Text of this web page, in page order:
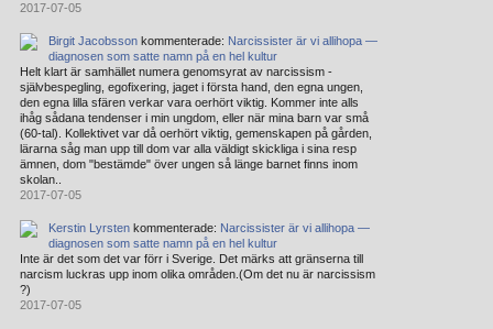
2017-07-05
Birgit Jacobsson kommenterade: Narcissister är vi allihopa —
diagnosen som satte namn på en hel kultur
Helt klart är samhället numera genomsyrat av narcissism -
självbespegling, egofixering, jaget i första hand, den egna ungen,
den egna lilla sfären verkar vara oerhört viktig. Kommer inte alls
ihåg sådana tendenser i min ungdom, eller när mina barn var små
(60-tal). Kollektivet var då oerhört viktig, gemenskapen på gården,
lärarna såg man upp till dom var alla väldigt skickliga i sina resp
ämnen, dom "bestämde" över ungen så länge barnet finns inom
skolan..
2017-07-05
Kerstin Lyrsten kommenterade: Narcissister är vi allihopa —
diagnosen som satte namn på en hel kultur
Inte är det som det var förr i Sverige. Det märks att gränserna till
narcism luckras upp inom olika områden.(Om det nu är narcissism
?)
2017-07-05